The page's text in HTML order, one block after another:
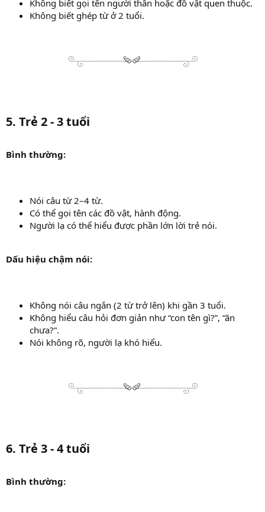
Không biết gọi tên người thân hoặc đồ vật quen thuộc.
Không biết ghép từ ở 2 tuổi.
5. Trẻ 2 - 3 tuổi
Bình thường:
Nói câu từ 2–4 từ.
Có thể gọi tên các đồ vật, hành động.
Người lạ có thể hiểu được phần lớn lời trẻ nói.
Dấu hiệu chậm nói:
Không nói câu ngắn (2 từ trở lên) khi gần 3 tuổi.
Không hiểu câu hỏi đơn giản như “con tên gì?”, “ăn
chưa?”.
Nói không rõ, người lạ khó hiểu.
6. Trẻ 3 - 4 tuổi
Bình thường: